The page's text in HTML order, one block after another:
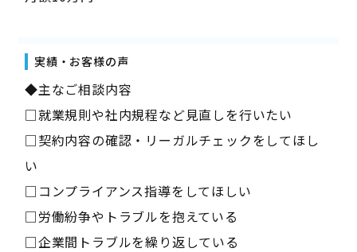
実績・お客様の声
◆主なご相談内容
□就業規則や社内規程など見直しを行いたい
□契約内容の確認・リーガルチェックをしてほし
い
□コンプライアンス指導をしてほしい
□労働紛争やトラブルを抱えている
□企業間トラブルを繰り返している